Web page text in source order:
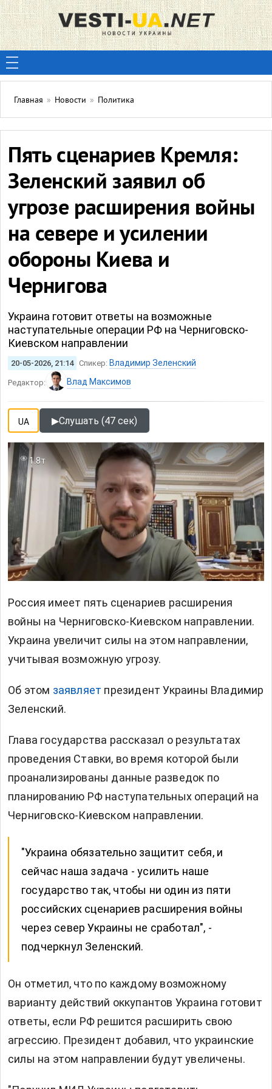
Главная » Новости » Политика
Пять сценариев Кремля:
Зеленский заявил об
угрозе расширения войны
на севере и усилении
обороны Киева и
Чернигова
Украина готовит ответы на возможные
наступательные операции РФ на Черниговско-
Киевском направлении
20-05-2026, 21:14 Спикер: Владимир Зеленский
Редактор: Влад Максимов
UA ▶Слушать (47 сек)
1.8т
Россия имеет пять сценариев расширения
войны на Черниговско-Киевском направлении.
Украина увеличит силы на этом направлении,
учитывая возможную угрозу.
Об этом заявляет президент Украины Владимир
Зеленский.
Глава государства рассказал о результатах
проведения Ставки, во время которой были
проанализированы данные разведок по
планированию РФ наступательных операций на
Черниговско-Киевском направлении.
"Украина обязательно защитит себя, и
сейчас наша задача - усилить наше
государство так, чтобы ни один из пяти
российских сценариев расширения войны
через север Украины не сработал", -
подчеркнул Зеленский.
Он отметил, что по каждому возможному
варианту действий оккупантов Украина готовит
ответы, если РФ решится расширить свою
агрессию. Президент добавил, что украинские
силы на этом направлении будут увеличены.